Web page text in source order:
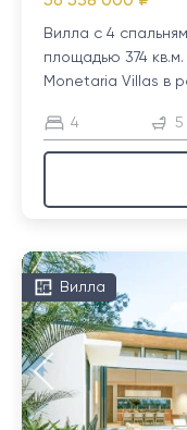
Вилла с 4
площадью 374 кв.м.
Monetaria Villas в
4 5
Вилла